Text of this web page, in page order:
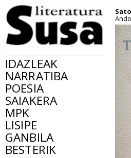
IDAZLEAK
NARRATIBA
POESIA
SAIAKERA
MPK
LISIPE
GANBILA
BESTERIK